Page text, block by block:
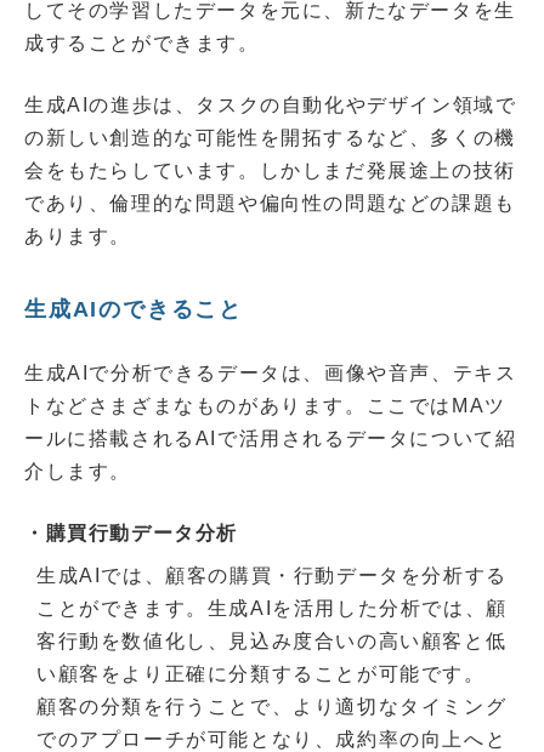
してその学習したデータを元に、新たなデータを生
成することができます。
生成AIの進歩は、タスクの自動化やデザイン領域で
の新しい創造的な可能性を開拓するなど、多くの機
会をもたらしています。しかしまだ発展途上の技術
であり、倫理的な問題や偏向性の問題などの課題も
あります。
生成AIのできること
生成AIで分析できるデータは、画像や音声、テキス
トなどさまざまなものがあります。ここではMAツ
ールに搭載されるAIで活用されるデータについて紹
介します。
・購買行動データ分析
生成AIでは、顧客の購買・行動データを分析する
ことができます。生成AIを活用した分析では、顧
客行動を数値化し、見込み度合いの高い顧客と低
い顧客をより正確に分類することが可能です。
顧客の分類を行うことで、より適切なタイミング
でのアプローチが可能となり、成約率の向上へと